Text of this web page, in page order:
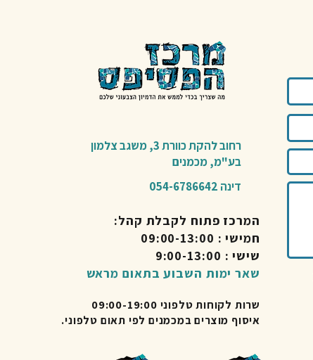
רחוב להקת כוורת 3,
משגב צלמון
בע"מ,מכמנים​
דינה 054-6786642
המרכז פתוח לקבלת קהל:
חמישי : 09:00-13:00
שישי : 9:00-13:00
שאר ימות השבוע בתאום מראש
שרות לקוחות טלפוני 09:00-19:00
איסוף מוצרים במכמנים לפי תאום טלפוני.